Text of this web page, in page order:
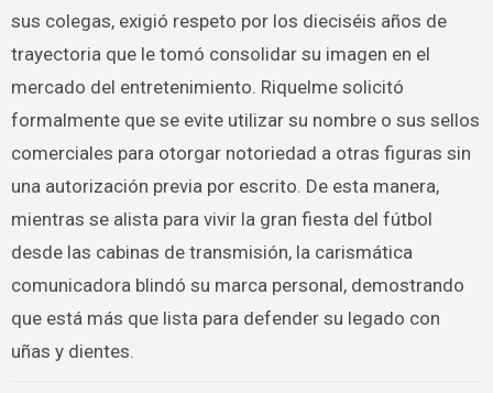
sus colegas, exigió respeto por los dieciséis años de
trayectoria que le tomó consolidar su imagen en el
mercado del entretenimiento. Riquelme solicitó
formalmente que se evite utilizar su nombre o sus sellos
comerciales para otorgar notoriedad a otras figuras sin
una autorización previa por escrito. De esta manera,
mientras se alista para vivir la gran fiesta del fútbol
desde las cabinas de transmisión, la carismática
comunicadora blindó su marca personal, demostrando
que está más que lista para defender su legado con
uñas y dientes.